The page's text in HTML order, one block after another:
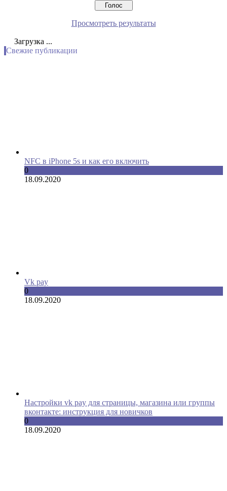
Просмотреть результаты
Загрузка ...
Свежие публикации
NFC в iPhone 5s и как его включить
0
18.09.2020
Vk pay
0
18.09.2020
Настройки vk pay для страницы, магазина или группы
вконтакте: инструкция для новичков
0
18.09.2020